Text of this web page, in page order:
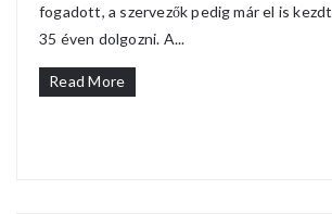
fogadott, a szervezők pedig már el is
35 éven dolgozni. A...
Read More